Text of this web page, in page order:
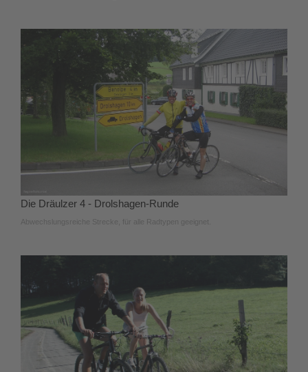
Die Dräulzer 4 - Drolshagen-Runde
Abwechslungsreiche Strecke, für alle Radtypen geeignet.